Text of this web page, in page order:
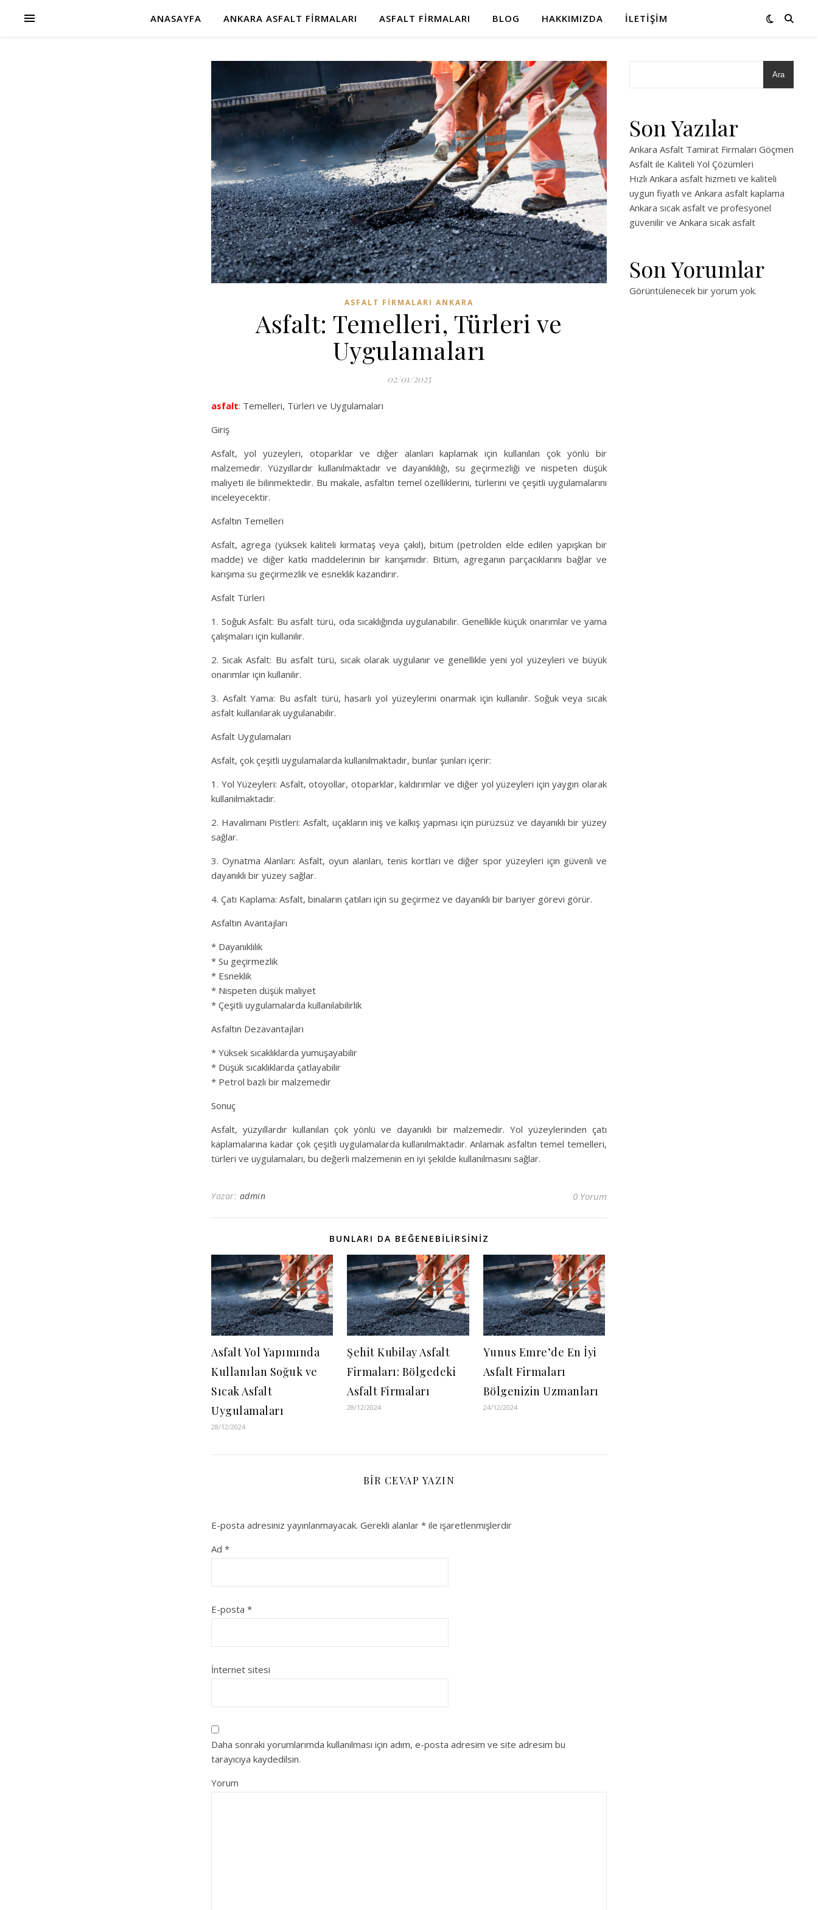
ANASAYFA ANKARA ASFALT FIRMALARI ASFALT FIRMALARI BLOG HAKKIMIZDA İLETIŞIM
ASFALT FIRMALARI ANKARA
Asfalt: Temelleri, Türleri ve
Uygulamaları
02/01/2025
asfalt: Temelleri, Türleri ve Uygulamaları
Giriş
Asfalt, yol yüzeyleri, otoparklar ve diğer alanları kaplamak için kullanılan çok yönlü bir
malzemedir. Yüzyıllardır kullanılmaktadır ve dayanıklılığı, su geçirmezliği ve nispeten düşük
maliyeti ile bilinmektedir. Bu makale, asfaltın temel özelliklerini, türlerini ve çeşitli uygulamalarını
inceleyecektir.
Asfaltın Temelleri
Asfalt, agrega (yüksek kaliteli kırmataş veya çakıl), bitüm (petrolden elde edilen yapışkan bir
madde) ve diğer katkı maddelerinin bir karışımıdır. Bitüm, agreganın parçacıklarını bağlar ve
karışıma su geçirmezlik ve esneklik kazandırır.
Asfalt Türleri
1. Soğuk Asfalt: Bu asfalt türü, oda sıcaklığında uygulanabilir. Genellikle küçük onarımlar ve yama
çalışmaları için kullanılır.
2. Sıcak Asfalt: Bu asfalt türü, sıcak olarak uygulanır ve genellikle yeni yol yüzeyleri ve büyük
onarımlar için kullanılır.
3. Asfalt Yama: Bu asfalt türü, hasarlı yol yüzeylerini onarmak için kullanılır. Soğuk veya sıcak
asfalt kullanılarak uygulanabilir.
Asfalt Uygulamaları
Asfalt, çok çeşitli uygulamalarda kullanılmaktadır, bunlar şunları içerir:
1. Yol Yüzeyleri: Asfalt, otoyollar, otoparklar, kaldırımlar ve diğer yol yüzeyleri için yaygın olarak
kullanılmaktadır.
2. Havalimanı Pistleri: Asfalt, uçakların iniş ve kalkış yapması için pürüzsüz ve dayanıklı bir yüzey
sağlar.
3. Oynatma Alanları: Asfalt, oyun alanları, tenis kortları ve diğer spor yüzeyleri için güvenli ve
dayanıklı bir yüzey sağlar.
4. Çatı Kaplama: Asfalt, binaların çatıları için su geçirmez ve dayanıklı bir bariyer görevi görür.
Asfaltın Avantajları
* Dayanıklılık
* Su geçirmezlik
* Esneklik
* Nispeten düşük maliyet
* Çeşitli uygulamalarda kullanılabilirlik
Asfaltın Dezavantajları
* Yüksek sıcaklıklarda yumuşayabilir
* Düşük sıcaklıklarda çatlayabilir
* Petrol bazlı bir malzemedir
Sonuç
Asfalt, yüzyıllardır kullanılan çok yönlü ve dayanıklı bir malzemedir. Yol yüzeylerinden çatı
kaplamalarına kadar çok çeşitli uygulamalarda kullanılmaktadır. Anlamak asfaltın temel temelleri,
türleri ve uygulamaları, bu değerli malzemenin en iyi şekilde kullanılmasını sağlar.
Yazar: admin 0 Yorum
BUNLARI DA BEĞENEBILIRSINIZ
Asfalt Yol Yapımında
Kullanılan Soğuk ve
Sıcak Asfalt
Uygulamaları
28/12/2024
Şehit Kubilay Asfalt
Firmaları: Bölgedeki
Asfalt Firmaları
28/12/2024
Yunus Emre’de En İyi
Asfalt Firmaları
Bölgenizin Uzmanları
24/12/2024
BIR CEVAP YAZIN
E-posta adresiniz yayınlanmayacak. Gerekli alanlar * ile işaretlenmişlerdir
Ad *
E-posta *
İnternet sitesi
Daha sonraki yorumlarımda kullanılması için adım, e-posta adresim ve site adresim bu
tarayıcıya kaydedilsin.
Yorum
Ara
Son Yazılar
Ankara Asfalt Tamirat Firmaları Göçmen
Asfalt ile Kaliteli Yol Çözümleri
Hızlı Ankara asfalt hizmeti ve kaliteli
uygun fiyatlı ve Ankara asfalt kaplama
Ankara sıcak asfalt ve profesyonel
güvenilir ve Ankara sıcak asfalt
Son Yorumlar
Görüntülenecek bir yorum yok.